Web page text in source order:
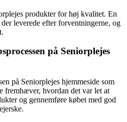
produkter for høj kvalitet. En
leverede efter forventningerne, og
på Seniorplejes
på Seniorplejes hjemmeside som
fremhæver, hvordan det var let at
og gennemføre købet med god